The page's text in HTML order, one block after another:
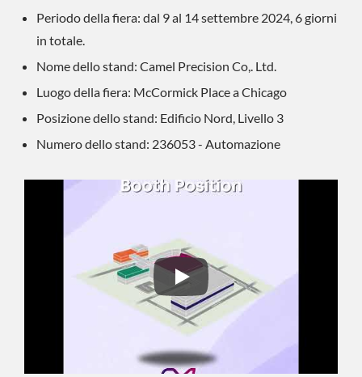
Periodo della fiera: dal 9 al 14 settembre 2024, 6 giorni
in totale.
Nome dello stand: Camel Precision Co,. Ltd.
Luogo della fiera: McCormick Place a Chicago
Posizione dello stand: Edificio Nord, Livello 3
Numero dello stand: 236053 - Automazione
Esposizione IMTS 2024